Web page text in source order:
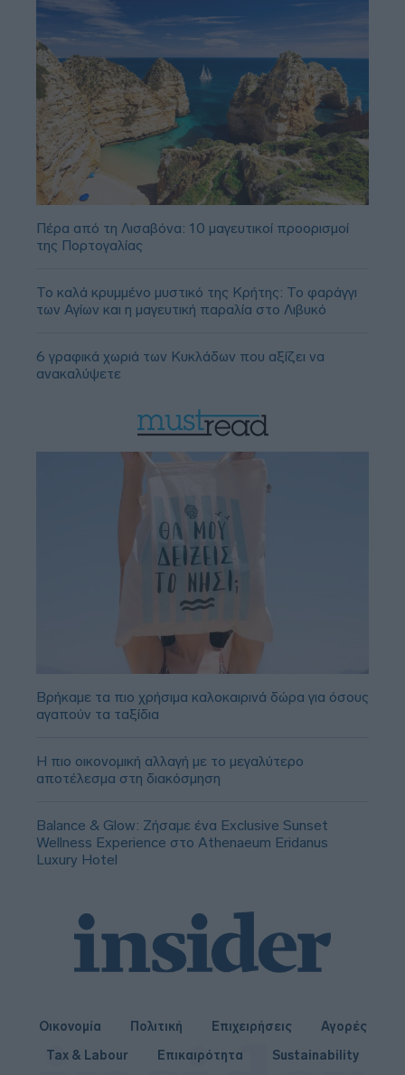
Πέρα από τη Λισαβόνα: 10 μαγευτικοί προορισμοί
της Πορτογαλίας
Το καλά κρυμμένο μυστικό της Κρήτης: Το φαράγγι
των Αγίων και η μαγευτική παραλία στο Λιβυκό
6 γραφικά χωριά των Κυκλάδων που αξίζει να
ανακαλύψετε
Βρήκαμε τα πιο χρήσιμα καλοκαιρινά δώρα για όσους
αγαπούν τα ταξίδια
Η πιο οικονομική αλλαγή με το μεγαλύτερο
αποτέλεσμα στη διακόσμηση
Balance & Glow: Ζήσαμε ένα Exclusive Sunset
Wellness Experience στο Athenaeum Eridanus
Luxury Hotel
Οικονομία Πολιτική Επιχειρήσεις
Αγορές
Tax & Labour
Επικαιρότητα Sustainability